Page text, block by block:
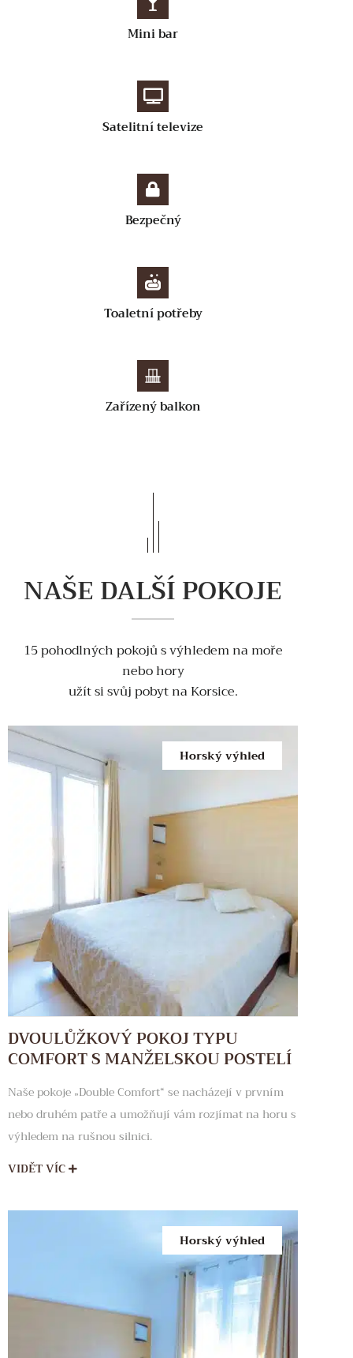
Mini bar
Satelitní televize
Bezpečný
Toaletní potřeby
Zařízený balkon
NAŠE DALŠÍ POKOJE
15 pohodlných pokojů s výhledem na moře
nebo hory
užít si svůj pobyt na Korsice.
Horský výhled
DVOULŮŽKOVÝ POKOJ TYPU
COMFORT S MANŽELSKOU POSTELÍ
Naše pokoje „Double Comfort“ se nacházejí v prvním
nebo druhém patře a umožňují vám rozjímat na horu s
výhledem na rušnou silnici.
VIDĚT VÍC
Horský výhled